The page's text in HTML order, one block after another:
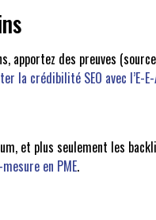
des preuves
la crédibilité SEO avec l’E-
et plus seulement les
en PME.